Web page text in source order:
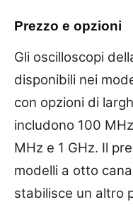
Prezzo e opzioni
Gli oscilloscopi
disponibili nei
con opzioni di
includono 100
MHz e 1 GHz. Il
modelli a otto
stabilisce un altro